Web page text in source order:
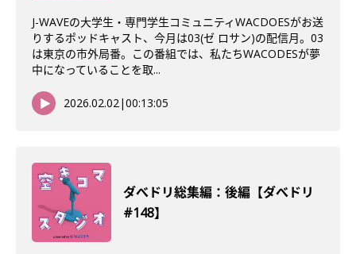
J-WAVEの大学生・専門学生コミュニティWACDOESがお送
りするポッドキャスト、今月は03(ゼ ロサン)の配信月。03
は東京の市外局番。この番組では、私たちWACODESが夢
中になっていることを取...
2026.02.02|00:13:05
ダべドリ総集編：後編【ダべドリ
#148】